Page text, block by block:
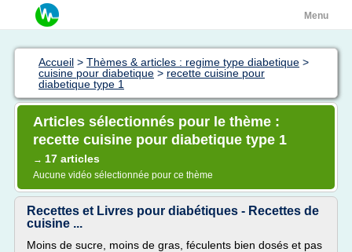
Menu
Accueil > Thèmes & articles : regime type diabetique >
cuisine pour diabetique > recette cuisine pour
diabetique type 1
Articles sélectionnés pour le thème :
recette cuisine pour diabetique type 1
→ 17 articles
Aucune vidéo sélectionnée pour ce thème
Recettes et Livres pour diabétiques - Recettes de
cuisine ...
Moins de sucre, moins de gras, féculents bien dosés et pas